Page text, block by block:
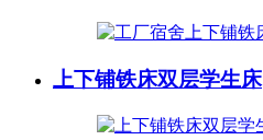
上下铺铁床双层学生床